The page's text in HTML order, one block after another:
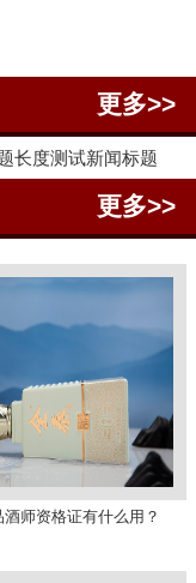
更多>>
长度测试新闻标题
更多>>
酒师资格证有什么用？